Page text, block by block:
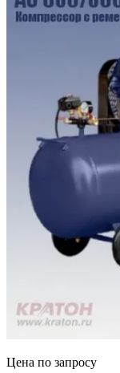
Цена по запросу